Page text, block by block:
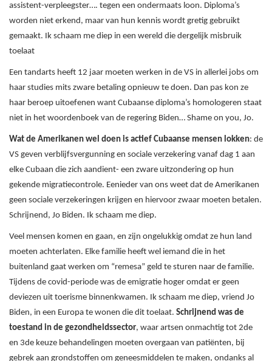
assistent-verpleegster…. tegen een ondermaats loon. Diploma’s
worden niet erkend, maar van hun kennis wordt gretig gebruikt
gemaakt. Ik schaam me diep in een wereld die dergelijk misbruik
toelaat
Een tandarts heeft 12 jaar moeten werken in de VS in allerlei jobs om
haar studies mits zware betaling opnieuw te doen. Dan pas kon ze
haar beroep uitoefenen want Cubaanse diploma’s homologeren staat
niet in het woordenboek van de regering Biden… Shame on you, Jo.
Wat de Amerikanen wel doen is actief Cubaanse mensen lokken: de
VS geven verblijfsvergunning en sociale verzekering vanaf dag 1 aan
elke Cubaan die zich aandient- een zware uitzondering op hun
gekende migratiecontrole. Eenieder van ons weet dat de Amerikanen
geen sociale verzekeringen krijgen en hiervoor zwaar moeten betalen.
Schrijnend, Jo Biden. Ik schaam me diep.
Veel mensen komen en gaan, en zijn ongelukkig omdat ze hun land
moeten achterlaten. Elke familie heeft wel iemand die in het
buitenland gaat werken om “remesa” geld te sturen naar de familie.
Tijdens de covid-periode was de emigratie hoger omdat er geen
deviezen uit toerisme binnenkwamen. Ik schaam me diep, vriend Jo
Biden, in een Europa te wonen die dit toelaat. Schrijnend was de
toestand in de gezondheidssector, waar artsen onmachtig tot 2de
en 3de keuze behandelingen moeten overgaan van patiënten, bij
gebrek aan grondstoffen om geneesmiddelen te maken, ondanks al